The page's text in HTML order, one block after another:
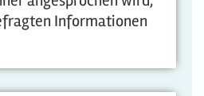
Informationen